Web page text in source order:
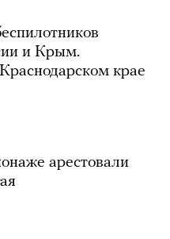
и Крым.
крае
арестовали